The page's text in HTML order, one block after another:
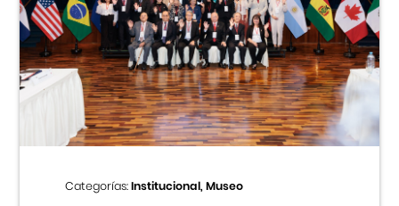
Categorías:Institucional, Museo